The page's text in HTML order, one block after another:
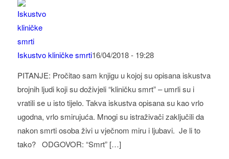
Iskustvo kliničke smrti16/04/2018 - 19:28
PITANJE: Pročitao sam knjigu u kojoj su opisana iskustva
brojnih ljudi koji su doživjeli “kliničku smrt” – umrli su i
vratili se u isto tijelo. Takva iskustva opisana su kao vrlo
ugodna, vrlo smirujuća. Mnogi su istraživači zaključili da
nakon smrti osoba živi u vječnom miru i ljubavi. Je li to
tako? ODGOVOR: “Smrt” […]